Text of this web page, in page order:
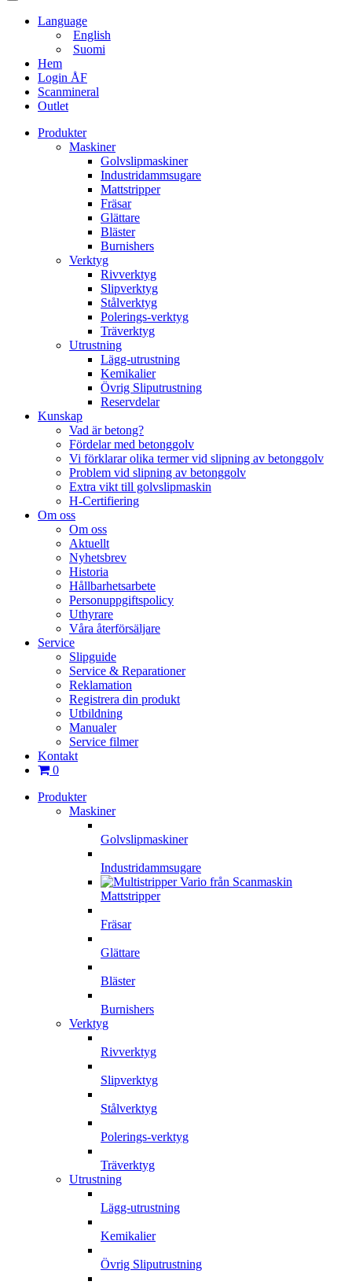
Language
English
Suomi
Hem
Login ÅF
Scanmineral
Outlet
Produkter
Maskiner
Golvslipmaskiner
Industridammsugare
Mattstripper
Fräsar
Glättare
Bläster
Burnishers
Verktyg
Rivverktyg
Slipverktyg
Stålverktyg
Polerings-verktyg
Träverktyg
Utrustning
Lägg-utrustning
Kemikalier
Övrig Sliputrustning
Reservdelar
Kunskap
Vad är betong?
Fördelar med betonggolv
Vi förklarar olika termer vid slipning av betonggolv
Problem vid slipning av betonggolv
Extra vikt till golvslipmaskin
H-Certifiering
Om oss
Om oss
Aktuellt
Nyhetsbrev
Historia
Hållbarhetsarbete
Personuppgiftspolicy
Uthyrare
Våra återförsäljare
Service
Slipguide
Service & Reparationer
Reklamation
Registrera din produkt
Utbildning
Manualer
Service filmer
Kontakt
0
Produkter
Maskiner
Golvslipmaskiner
Industridammsugare
Mattstripper
Fräsar
Glättare
Bläster
Burnishers
Verktyg
Rivverktyg
Slipverktyg
Stålverktyg
Polerings-verktyg
Träverktyg
Utrustning
Lägg-utrustning
Kemikalier
Övrig Sliputrustning